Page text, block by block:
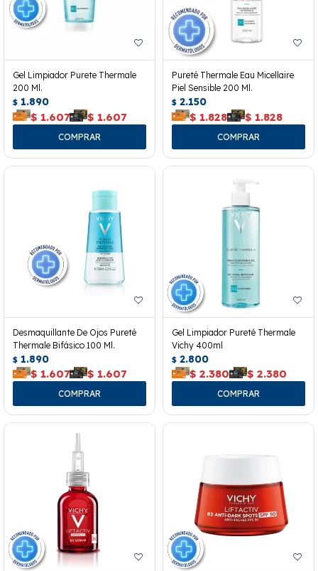
Gel Limpiador Purete Thermale
200 Ml.
$ 1.890
$ 1.607 $ 1.607
Pureté Thermale Eau Micellaire
Piel Sensible 200 Ml.
$ 2.150
$ 1.828 $ 1.828
Desmaquillante De Ojos Pureté
Thermale Bifásico 100 Ml.
$ 1.890
$ 1.607 $ 1.607
Gel Limpiador Pureté Thermale
Vichy 400ml
$ 2.800
$ 2.380 $ 2.380